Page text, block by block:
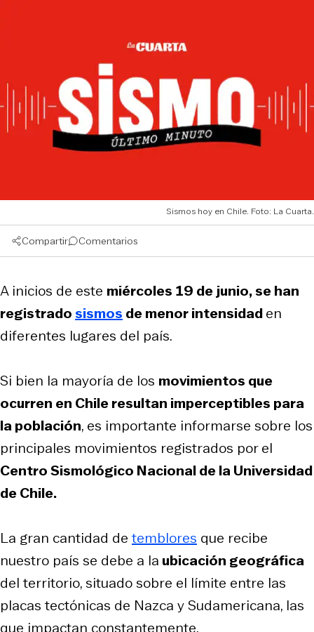
Sismos hoy en Chile. Foto: La Cuarta.
Compartir Comentarios
A inicios de este miércoles 19 de junio, se han
registradosismos de menor intensidaden
diferentes lugares del país.
Si bien la mayoría de los movimientos que
ocurren en Chile resultan imperceptibles para
la población, es importante informarse sobre los
principales movimientos registrados por el
Centro Sismológico Nacional de la Universidad
de Chile.
La gran cantidad detemblores que recibe
nuestro país se debe a la ubicación geográfica
del territorio, situado sobre el límite entre las
placas tectónicas de Nazca y Sudamericana, las
que impactan constantemente.